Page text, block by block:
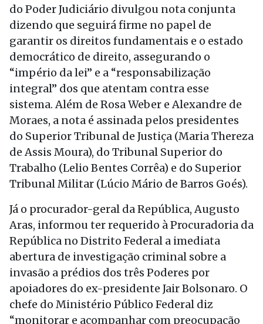
do Poder Judiciário divulgou nota conjunta
dizendo que seguirá firme no papel de
garantir os direitos fundamentais e o estado
democrático de direito, assegurando o
“império da lei” e a “responsabilização
integral” dos que atentam contra esse
sistema. Além de Rosa Weber e Alexandre de
Moraes, a nota é assinada pelos presidentes
do Superior Tribunal de Justiça (Maria Thereza
de Assis Moura), do Tribunal Superior do
Trabalho (Lelio Bentes Corrêa) e do Superior
Tribunal Militar (Lúcio Mário de Barros Goés).
Já o procurador-geral da República, Augusto
Aras, informou ter requerido à Procuradoria da
República no Distrito Federal a imediata
abertura de investigação criminal sobre a
invasão a prédios dos três Poderes por
apoiadores do ex-presidente Jair Bolsonaro. O
chefe do Ministério Público Federal diz
“monitorar e acompanhar com preocupação